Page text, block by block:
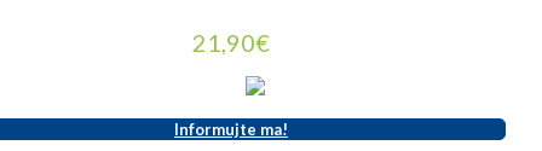
21,90€
Informujte ma!